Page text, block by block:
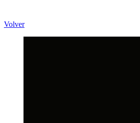
Volver